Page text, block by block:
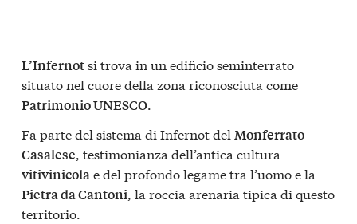
L’Infernotsi trova in un edificio seminterrato
situato nel cuore della zona riconosciuta come
Patrimonio UNESCO.
Fa parte del sistema di Infernot del Monferrato
Casalese, testimonianza dell’antica cultura
vitivinicolae del profondo legame tra l’uomo e la
Pietra da Cantoni, la roccia arenaria tipica di questo
territorio.